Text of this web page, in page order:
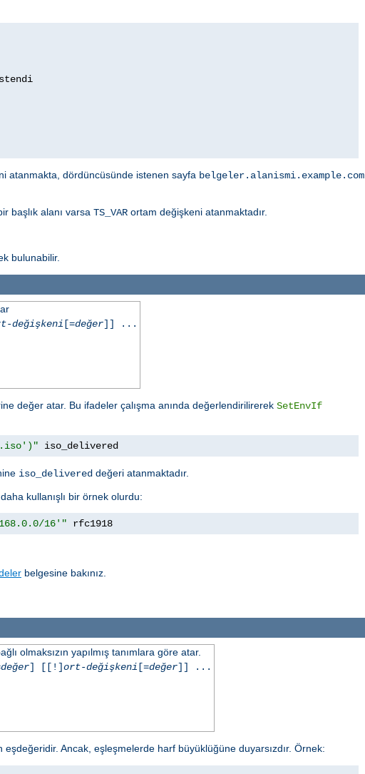
atanmakta, dördüncüsünde istenen sayfa belgeler.alanismi.example.com
başlık alanı varsa TS_VAR ortam değişkeni atanmaktadır.
bulunabilir.
değişkeni [=değer]] ...
değer atar. Bu ifadeler çalışma anında değerlendirilirerek SetEnvIf
iso_delivered
iso_delivered değeri atanmaktadır.
kullanışlı bir örnek olurdu:
16'" rfc1918
belgesine bakınız.
olmaksızın yapılmış tanımlara göre atar.
değer] [[!]ort-değişkeni [=değer]] ...
eşdeğeridir. Ancak, eşleşmelerde harf büyüklüğüne duyarsızdır. Örnek: